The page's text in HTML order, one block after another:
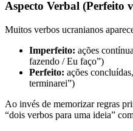
Aspecto Verbal (Perfeito
Muitos verbos ucranianos
Imperfeito: ações
fazendo / Eu faço”)
Perfeito: ações
terminarei”)
Ao invés de memorizar regras
“dois verbos para uma ideia”